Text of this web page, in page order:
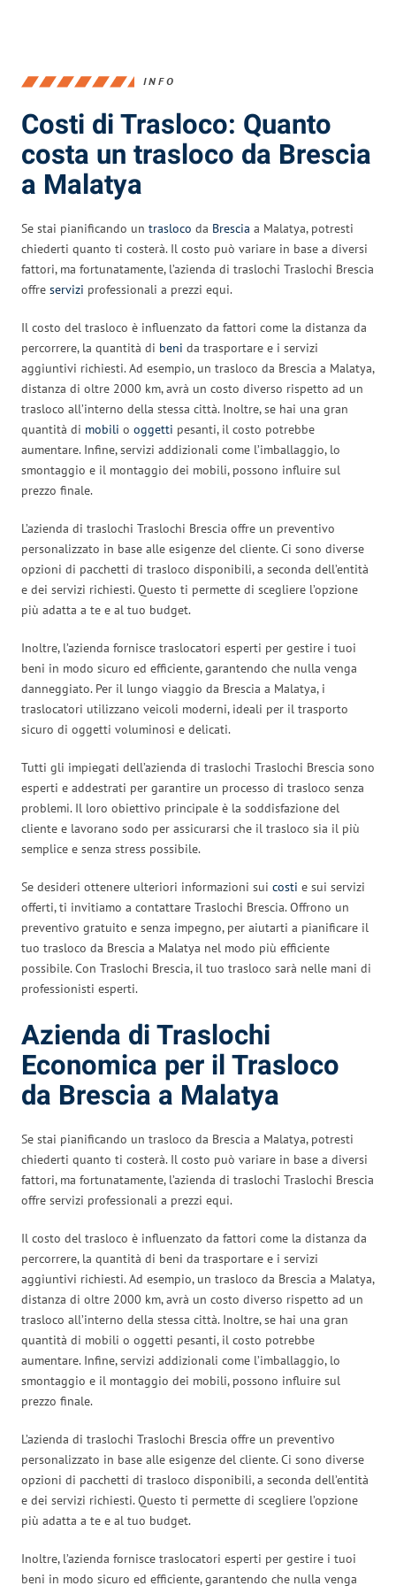
INFO
Costi di Trasloco: Quanto
costa un trasloco da Brescia
a Malatya
Se stai pianificando un trasloco da Brescia a Malatya, potresti
chiederti quanto ti costerà. Il costo può variare in base a diversi
fattori, ma fortunatamente, l’azienda di traslochi Traslochi Brescia
offre servizi professionali a prezzi equi.
Il costo del trasloco è influenzato da fattori come la distanza da
percorrere, la quantità di beni da trasportare e i servizi
aggiuntivi richiesti. Ad esempio, un trasloco da Brescia a Malatya,
distanza di oltre 2000 km, avrà un costo diverso rispetto ad un
trasloco all’interno della stessa città. Inoltre, se hai una gran
quantità di mobili o oggetti pesanti, il costo potrebbe
aumentare. Infine, servizi addizionali come l’imballaggio, lo
smontaggio e il montaggio dei mobili, possono influire sul
prezzo finale.
L’azienda di traslochi Traslochi Brescia offre un preventivo
personalizzato in base alle esigenze del cliente. Ci sono diverse
opzioni di pacchetti di trasloco disponibili, a seconda dell’entità
e dei servizi richiesti. Questo ti permette di scegliere l’opzione
più adatta a te e al tuo budget.
Inoltre, l’azienda fornisce traslocatori esperti per gestire i tuoi
beni in modo sicuro ed efficiente, garantendo che nulla venga
danneggiato. Per il lungo viaggio da Brescia a Malatya, i
traslocatori utilizzano veicoli moderni, ideali per il trasporto
sicuro di oggetti voluminosi e delicati.
Tutti gli impiegati dell’azienda di traslochi Traslochi Brescia sono
esperti e addestrati per garantire un processo di trasloco senza
problemi. Il loro obiettivo principale è la soddisfazione del
cliente e lavorano sodo per assicurarsi che il trasloco sia il più
semplice e senza stress possibile.
Se desideri ottenere ulteriori informazioni sui costi e sui servizi
offerti, ti invitiamo a contattare Traslochi Brescia. Offrono un
preventivo gratuito e senza impegno, per aiutarti a pianificare il
tuo trasloco da Brescia a Malatya nel modo più efficiente
possibile. Con Traslochi Brescia, il tuo trasloco sarà nelle mani di
professionisti esperti.
Azienda di Traslochi
Economica per il Trasloco
da Brescia a Malatya
Se stai pianificando un trasloco da Brescia a Malatya, potresti
chiederti quanto ti costerà. Il costo può variare in base a diversi
fattori, ma fortunatamente, l’azienda di traslochi Traslochi Brescia
offre servizi professionali a prezzi equi.
Il costo del trasloco è influenzato da fattori come la distanza da
percorrere, la quantità di beni da trasportare e i servizi
aggiuntivi richiesti. Ad esempio, un trasloco da Brescia a Malatya,
distanza di oltre 2000 km, avrà un costo diverso rispetto ad un
trasloco all’interno della stessa città. Inoltre, se hai una gran
quantità di mobili o oggetti pesanti, il costo potrebbe
aumentare. Infine, servizi addizionali come l’imballaggio, lo
smontaggio e il montaggio dei mobili, possono influire sul
prezzo finale.
L’azienda di traslochi Traslochi Brescia offre un preventivo
personalizzato in base alle esigenze del cliente. Ci sono diverse
opzioni di pacchetti di trasloco disponibili, a seconda dell’entità
e dei servizi richiesti. Questo ti permette di scegliere l’opzione
più adatta a te e al tuo budget.
Inoltre, l’azienda fornisce traslocatori esperti per gestire i tuoi
beni in modo sicuro ed efficiente, garantendo che nulla venga